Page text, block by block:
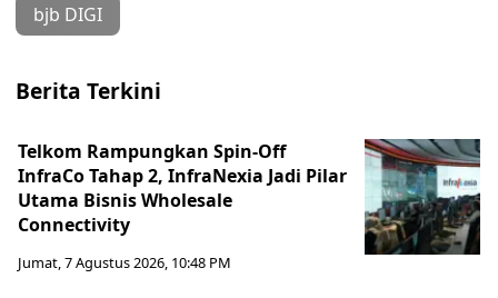
bjb DIGI
Berita Terkini
Telkom Rampungkan Spin-Off
InfraCo Tahap 2, InfraNexia Jadi Pilar
Utama Bisnis Wholesale
Connectivity
Jumat, 7 Agustus 2026, 10:48 PM